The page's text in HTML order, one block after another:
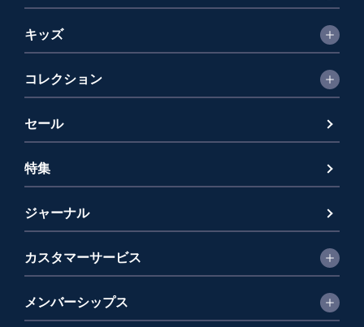
キッズ
コレクション
セール
特集
ジャーナル
カスタマーサービス
メンバーシップス